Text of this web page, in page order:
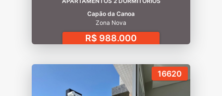
Capão da Canoa
Zona Nova
R$ 988.000
16620